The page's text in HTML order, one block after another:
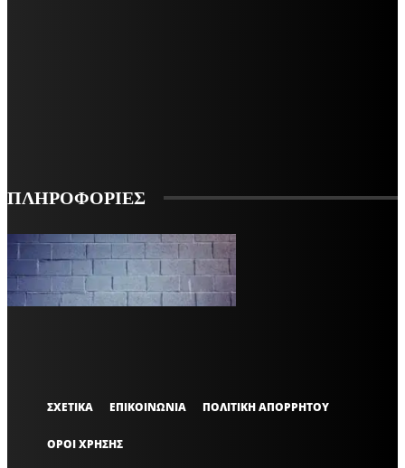
ΠΛΗΡΟΦΟΡΙΕΣ
VARiEMAi
OFFICIAL
ΣΧΕΤΙΚΑ ΕΠΙΚΟΙΝΩΝΙΑ ΠΟΛΙΤΙΚΗ ΑΠΟΡΡΗΤΟΥ
ΟΡΟΙ ΧΡΗΣΗΣ